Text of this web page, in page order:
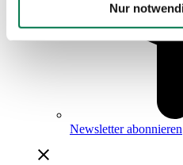
Nur
Newsletter abonnieren